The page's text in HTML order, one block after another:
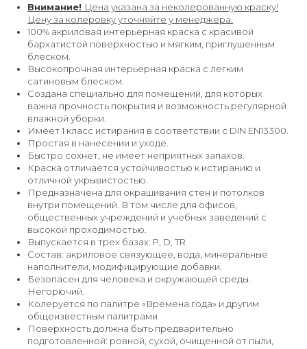
Внимание! Цена указана за неколерованную краску!
Цену за колеровку уточняйте у менеджера.
100% акриловая интерьерная краска с красивой
бархатистой поверхностью и мягким, приглушенным
блеском.
Высокопрочная интерьерная краска с легким
сатиновым блеском.
Создана специально для помещений, для которых
важна прочность покрытия и возможность регулярной
влажной уборки.
Имеет 1 класс истирания в соответствии с DIN EN13300.
Простая в нанесении и уходе.
Быстро сохнет, не имеет неприятных запахов.
Краска отличается устойчивостью к истиранию и
отличной укрывистостью.
Предназначена для окрашивания стен и потолков
внутри помещений. В том числе для офисов,
общественных учреждений и учебных заведений с
высокой проходимостью.
Выпускается в трех базах: P, D, TR
Состав: акриловое связующее, вода, минеральные
наполнители, модифицирующие добавки.
Безопасен для человека и окружающей среды.
Негорючий.
Колеруется по палитре «Времена года» и другим
общеизвестным палитрами
Поверхность должна быть предварительно
подготовленной: ровной, сухой, очищенной от пыли,